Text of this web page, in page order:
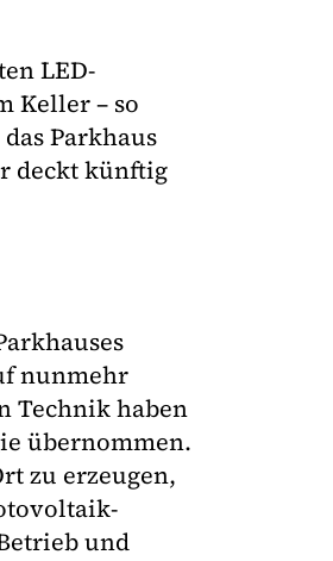
LED-
Keller – so
Parkhaus
deckt künftig
nunmehr
Technik haben
übernommen.
zu erzeugen,
und